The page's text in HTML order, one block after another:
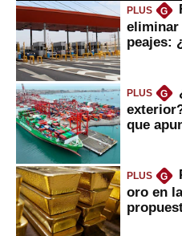
PLUS G
eliminar
peajes:
PLUS G
que
PLUS G
oro en